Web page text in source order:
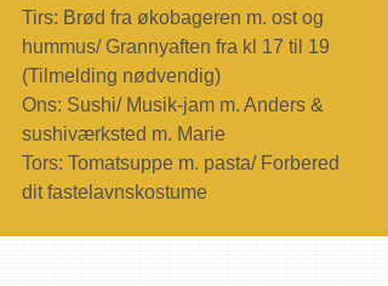
Tirs: Brød fra økobageren m. ost og
hummus/ Grannyaften fra kl 17 til 19
(Tilmelding nødvendig)
Ons: Sushi/ Musik-jam m. Anders &
sushiværksted m. Marie
Tors: Tomatsuppe m. pasta/ Forbered
dit fastelavnskostume